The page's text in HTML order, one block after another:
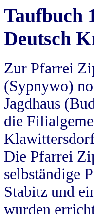
Taufbuch
Deutsch
Zur Pfarrei
(Sypnywo)
Jagdhaus
die
Die Pfarrei
selbständige
Stabitz und
wurden